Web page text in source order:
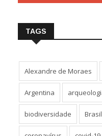
TAGS
Alexandre de Moraes
Argentina
biodiversidade Brasil